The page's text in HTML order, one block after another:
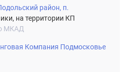
район, п.
на территории КП
МКАД
Компания Подмосковье